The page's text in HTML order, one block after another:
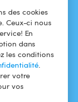
des cookies
Ceux-ci nous
En
dans
les conditions
.
votre
vos
Conditions
d'utilisation
Politique de
confidentialité
Mentions légales